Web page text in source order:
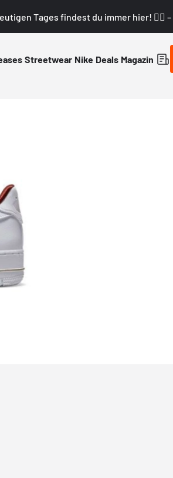
Tages findest du immer hier! 👇🏼 –
Streetwear Nike Deals Magazin